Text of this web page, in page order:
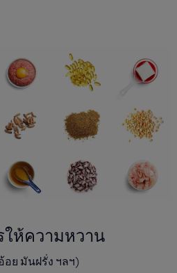
ให้ความหวาน
ย มันฝรั่ง ฯลฯ)